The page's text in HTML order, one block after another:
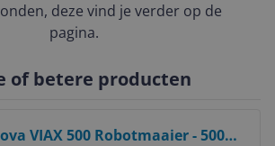
deze vind je verder op de
pagina.
of betere producten
VIAX 500 Robotmaaier - 500m²